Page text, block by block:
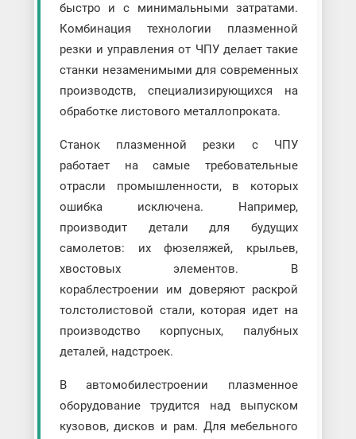
быстро и с минимальными затратами.
Комбинация технологии плазменной
резки и управления от ЧПУ делает такие
станки незаменимыми для современных
производств, специализирующихся на
обработке листового металлопроката.
Станок плазменной резки с ЧПУ
работает на самые требовательные
отрасли промышленности, в которых
ошибка исключена. Например,
производит детали для будущих
самолетов: их фюзеляжей, крыльев,
хвостовых элементов. В
кораблестроении им доверяют раскрой
толстолистовой стали, которая идет на
производство корпусных, палубных
деталей, надстроек.
В автомобилестроении плазменное
оборудование трудится над выпуском
кузовов, дисков и рам. Для мебельного